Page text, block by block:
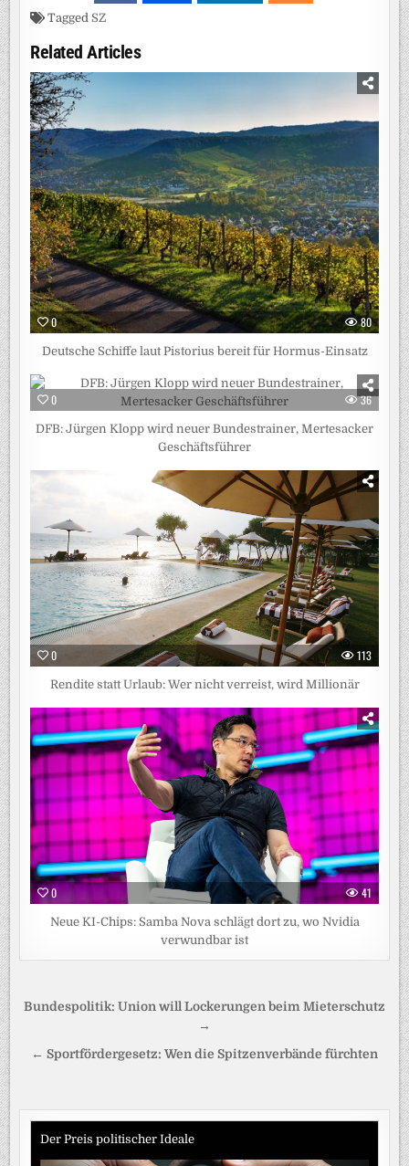
Tagged SZ
Related Articles
0 80
Deutsche Schiffe laut Pistorius bereit für Hormus-Einsatz
0 36
DFB: Jürgen Klopp wird neuer Bundestrainer, Mertesacker
Geschäftsführer
0 113
Rendite statt Urlaub: Wer nicht verreist, wird Millionär
0 41
Neue KI-Chips: Samba Nova schlägt dort zu, wo Nvidia
verwundbar ist
Beitragsnavigation
Bundespolitik: Union will Lockerungen beim Mieterschutz
→
← Sportfördergesetz: Wen die Spitzenverbände fürchten
Der Preis politischer Ideale